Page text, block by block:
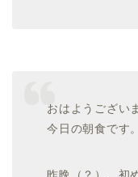
おはようござい
今日の朝食です。